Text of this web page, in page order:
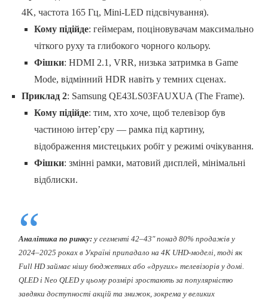
4K, частота 165 Гц, Mini-LED підсвічування).
Кому підійде: геймерам, поціновувачам максимально
чіткого руху та глибокого чорного кольору.
Фішки: HDMI 2.1, VRR, низька затримка в Game
Mode, відмінний HDR навіть у темних сценах.
Приклад 2: Samsung QE43LS03FAUXUA (The Frame).
Кому підійде: тим, хто хоче, щоб телевізор був
частиною інтер’єру — рамка під картину,
відображення мистецьких робіт у режимі очікування.
Фішки: змінні рамки, матовий дисплей, мінімальні
відблиски.
Аналітика по ринку: у сегменті 42–43″ понад 80% продажів у
2024–2025 роках в Україні припадало на 4K UHD-моделі, тоді як
Full HD займає нішу бюджетних або «других» телевізорів у домі.
QLED і Neo QLED у цьому розмірі зростають за популярністю
завдяки доступності акцій та знижок, зокрема у великих